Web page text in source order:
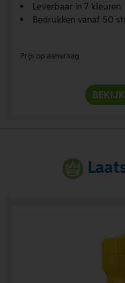
Leverbaar in 7 kleuren
Bedrukken vanaf 50
Prijs op aanvraag